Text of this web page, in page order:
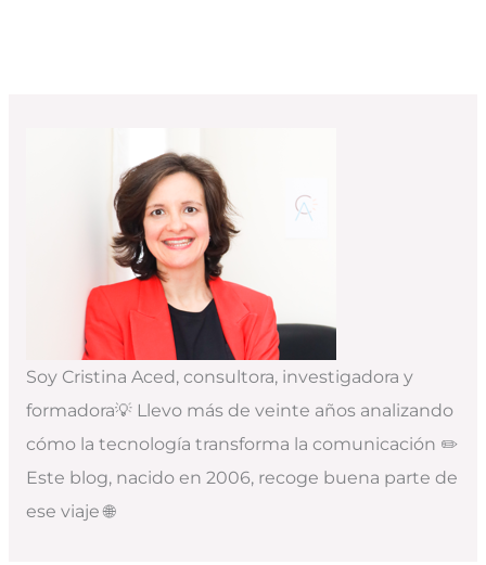
Soy Cristina Aced, consultora, investigadora y
formadora💡 Llevo más de veinte años analizando
cómo la tecnología transforma la comunicación ✏️
Este blog, nacido en 2006, recoge buena parte de
ese viaje 🌐